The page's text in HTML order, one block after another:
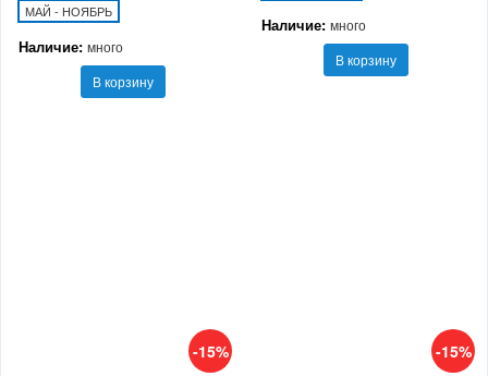
МАЙ - НОЯБРЬ
Наличие: много
В корзину
Наличие: много
В корзину
-15% -15%